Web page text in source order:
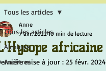
Tous les articles
Alchimie
Ancêtres
Tous les articles
africaine
Anne
7 avr. 2022 10 min de lecture
mise à jour : 25 févr. 2024